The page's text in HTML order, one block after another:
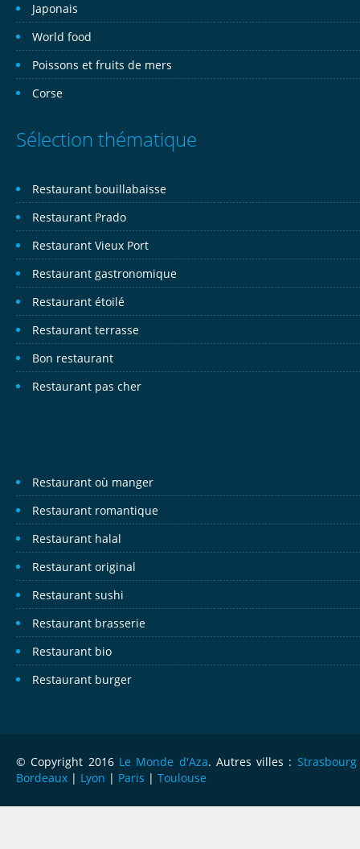
Japonais
World food
Poissons et fruits de mers
Corse
Sélection thématique
Restaurant bouillabaisse
Restaurant Prado
Restaurant Vieux Port
Restaurant gastronomique
Restaurant étoilé
Restaurant terrasse
Bon restaurant
Restaurant pas cher
Restaurant où manger
Restaurant romantique
Restaurant halal
Restaurant original
Restaurant sushi
Restaurant brasserie
Restaurant bio
Restaurant burger
© Copyright 2016 Le Monde d'Aza. Autres villes : Strasbourg
Bordeaux | Lyon | Paris | Toulouse